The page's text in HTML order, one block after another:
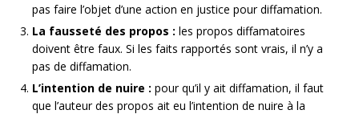
pas faire l’objet d’une action en justice pour diffamation.
La fausseté des propos : les propos diffamatoires
doivent être faux. Si les faits rapportés sont vrais, il n’y a
pas de diffamation.
L’intention de nuire : pour qu’il y ait diffamation, il faut
que l’auteur des propos ait eu l’intention de nuire à la